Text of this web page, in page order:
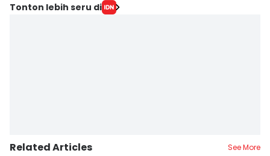
Tonton lebih seru di
Related Articles See More